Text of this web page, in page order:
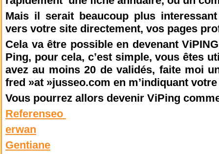
Mais il serait beaucoup plus
vers votre site directement, vos pages
Cela va être possible en devenant
Ping, pour cela, c’est simple, vous êtes
avez au moins 20 de validés, faite moi
fred »at »jusseo.com en m’indiquant
Vous pourrez allors devenir ViPing
Referenseo
erwan
Gentiane